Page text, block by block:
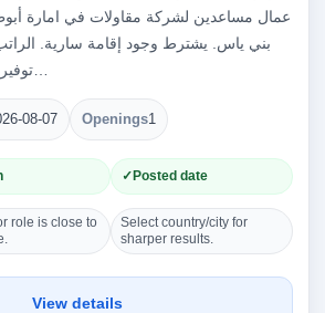
عمال مساعدين لشركة مقاولات في امارة
بني ياس. يشترط وجود إقامة سارية.
08-07 Openings1
Posted date
role is close to
Select country/city for
sharper results.
View details